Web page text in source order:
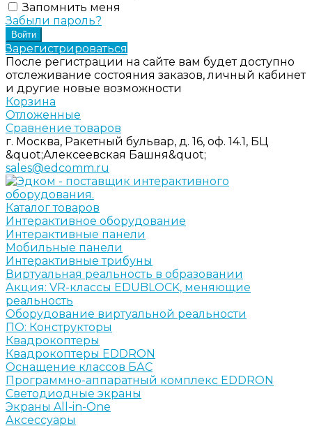
Запомнить меня
Забыли пароль?
Зарегистрироваться
После регистрации на сайте вам будет доступно
отслеживание состояния заказов, личный кабинет
и другие новые возможности
Корзина
Отложенные
Сравнение товаров
г. Москва, Ракетный бульвар, д. 16, оф. 14.1, БЦ
&quot;Алексеевская Башня&quot;
sales@edcomm.ru
Каталог товаров
Интерактивное оборудование
Интерактивные панели
Мобильные панели
Интерактивные трибуны
Виртуальная реальность в образовании
Акция: VR-классы EDUBLOCK, меняющие
реальность
Оборудование виртуальной реальности
ПО: Конструкторы
Квадрокоптеры
Квадрокоптеры EDDRON
Оснащение классов БАС
Программно-аппаратный комплекс EDDRON
Светодиодные экраны
Экраны All-in-One
Аксессуары